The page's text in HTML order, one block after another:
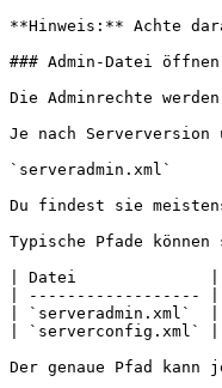
**Hinweis:** Achte
### Admin-Datei öffnen
Die Adminrechte
Je nach
`serveradmin.xml`
Du findest sie
Typische Pfade können
| Datei
| ------------------
| `serveradmin.xml`  |
|
Der genaue Pfad kann